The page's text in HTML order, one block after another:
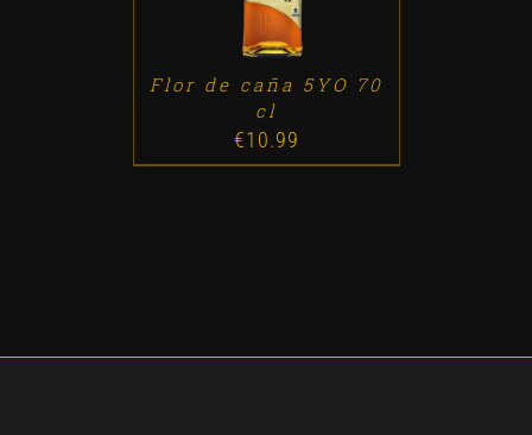
Flor de caña 5YO 70
cl
€10.99